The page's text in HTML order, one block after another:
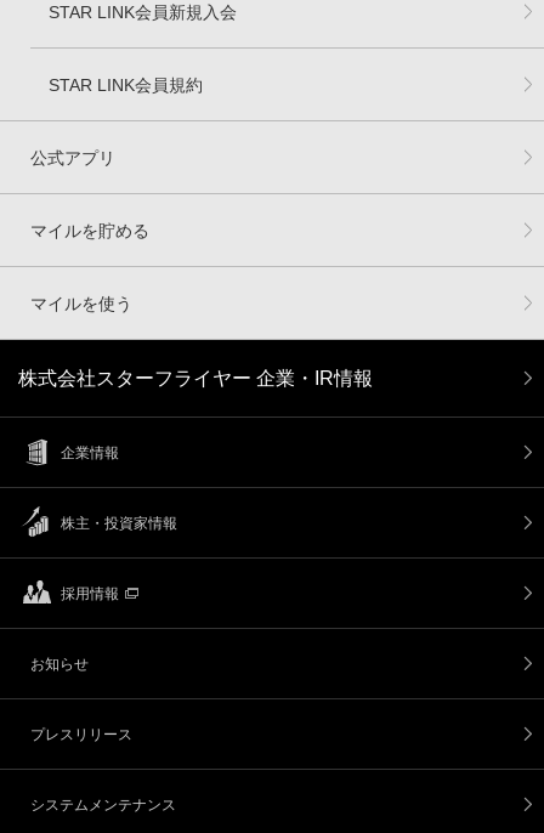
STAR LINK会員新規入会
STAR LINK会員規約
公式アプリ
マイルを貯める
マイルを使う
株式会社スターフライヤー 企業・IR情報
企業情報
株主・投資家情報
採用情報
お知らせ
プレスリリース
システムメンテナンス